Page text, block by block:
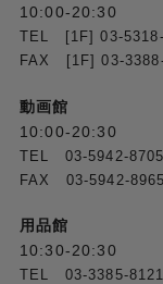
て採用。一般的
べ約25%高い弾性
います。また、ズ
のスリム化に寄与
※TSC (Thermally
ト。金属部品との
貢献します。
10:00-20:30
TEL [1F] 03-5318-
FAX [1F] 03-
動画館
10:00-20:30
TEL 03-5942-8705
FAX 03-5942-8965
用品館
10:30-20:30
TEL 03-3385-8121